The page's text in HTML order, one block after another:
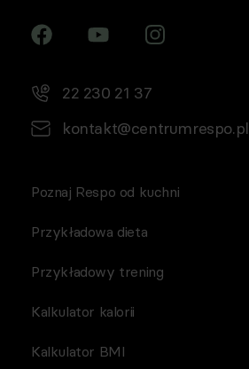
22 230 21 37
kontakt@centrumrespo.pl
Poznaj Respo od kuchni
Przykładowa dieta
Przykładowy trening
Kalkulator kalorii
Kalkulator BMI